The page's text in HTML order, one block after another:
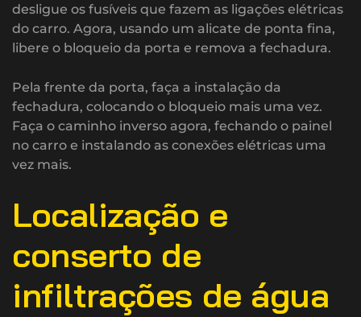
desligue os fusíveis que fazem as ligações elétricas
do carro. Agora, usando um alicate de ponta fina,
libere o bloqueio da porta e remova a fechadura.
Pela frente da porta, faça a instalação da
fechadura, colocando o bloqueio mais uma vez.
Faça o caminho inverso agora, fechando o painel
no carro e instalando as conexões elétricas uma
vez mais.
Localização e
conserto de
infiltrações de água